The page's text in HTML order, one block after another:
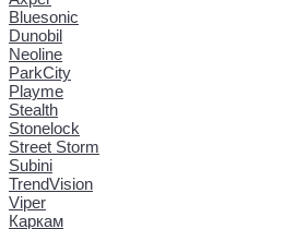
Bluesonic
Dunobil
Neoline
ParkCity
Playme
Stealth
Stonelock
Street Storm
Subini
TrendVision
Viper
Каркам